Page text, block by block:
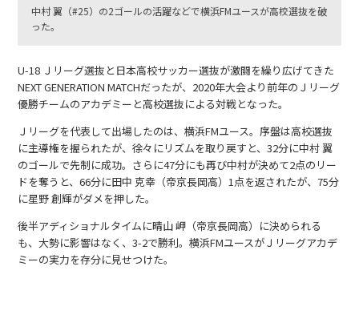
中村 翼（#25）の2ゴールの活躍などで横浜FMユースが高校選抜を破
った。
U-18 Ｊリーグ選抜と日本高校サッカー選抜が激闘を繰り広げてきた
NEXT GENERATION MATCHだったが、2020年大会より前年のＪリーグ
優勝チームのアカデミーと高校選抜による対戦となった。
Ｊリーグを代表して出場したのは、横浜FMユース。序盤は高校選抜
に主導権を握られたが、徐々にリズムを取り戻すと、32分に中村 翼
のゴールで先制に成功。さらに47分にも再び中村が決めて2点のリー
ドを奪うと、66分に田中 克幸（帝京長岡高）1点を返されたが、75分
に星野 創輝がダメを押した。
後半アディショナルタイムに晴山 岬（帝京長岡高）に決められる
も、大勢に影響はなく、3-2で勝利。横浜FMユースがＪリーグアカデ
ミーの実力を存分に見せつけた。